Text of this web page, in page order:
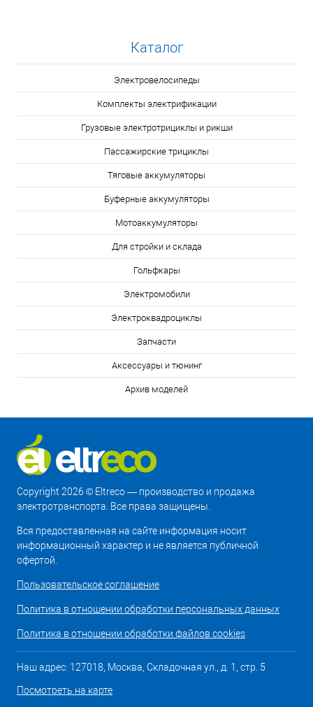
Каталог
Электровелосипеды
Комплекты электрификации
Грузовые электротрициклы и рикши
Пассажирские трициклы
Тяговые аккумуляторы
Буферные аккумуляторы
Мотоаккумуляторы
Для стройки и склада
Гольфкары
Электромобили
Электроквадроциклы
Запчасти
Аксессуары и тюнинг
Архив моделей
Copyright 2026 © Eltreco — производство и продажа
электротранспорта. Все права защищены.
Вся предоставленная на сайте информация носит
информационный характер и не является публичной
офертой.
Пользовательское соглашение
Политика в отношении обработки персональных данных
Политика в отношении обработки файлов cookies
Наш адрес: 127018, Москва, Складочная ул., д. 1, стр. 5
Посмотреть на карте